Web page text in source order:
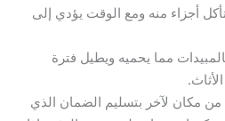
أجزاء منه ومع الوقت يؤدي إلى
مما يحميه ويطيل فترة
من مكان لآخر بتسليم الضمان الذي